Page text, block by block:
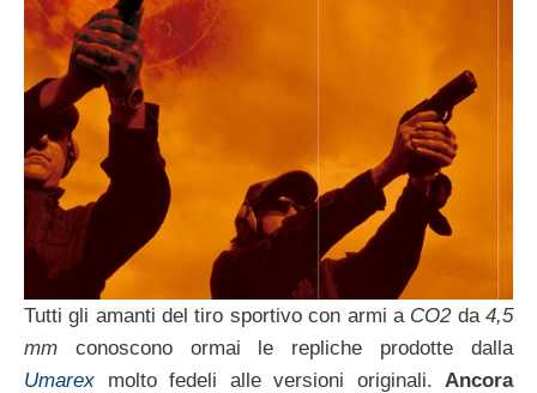
Tutti gli amanti del tiro sportivo con armi a CO2da4,5
mm conoscono ormai le repliche prodotte dalla
Umarex molto fedeli alle versioni originali. Ancora